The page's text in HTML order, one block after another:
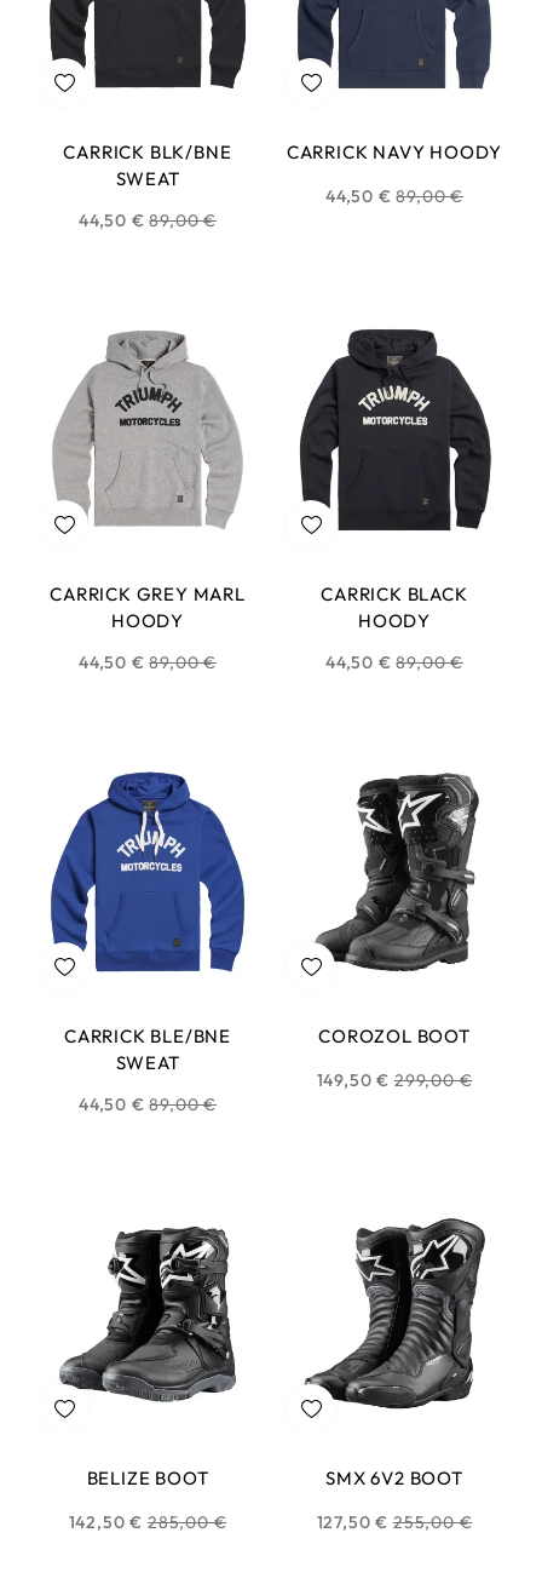
CARRICK BLK/BNE
SWEAT
44,50 € Prix
89,00 €
CARRICK NAVY HOODY
44,50 € Prix
89,00 €
CARRICK GREY MARL
HOODY
44,50 € Prix
89,00 €
CARRICK BLACK
HOODY
44,50 € Prix
89,00 €
CARRICK BLE/BNE
SWEAT
44,50 € Prix
89,00 €
COROZOL BOOT
149,50 € Prix
299,00 €
BELIZE BOOT
142,50 € Prix
285,00 €
SMX 6V2 BOOT
127,50 € Prix
255,00 €